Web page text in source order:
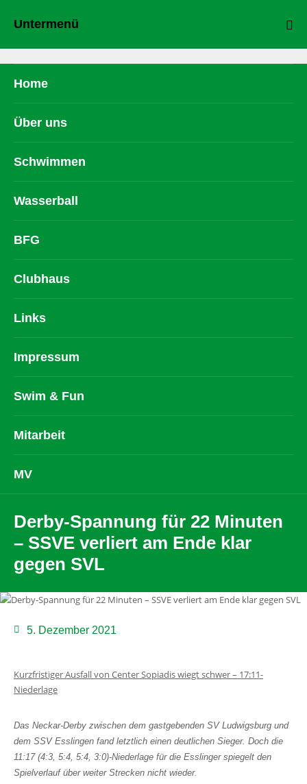
Untermenü
Home
Über uns
Schwimmen
Wasserball
BFG
Clubhaus
Links
Impressum
Swim & Fun
Mitarbeit
MV
Derby-Spannung für 22 Minuten
– SSVE verliert am Ende klar
gegen SVL
5. Dezember 2021
Kurzfristiger Ausfall von Center Sopiadis wiegt schwer – 17:11-
Niederlage
Das Neckar-Derby zwischen dem gastgebenden SV Ludwigsburg und
dem SSV Esslingen fand letztlich einen deutlichen Sieger. Doch die
11:17 (4:3, 5:4, 5:4, 3:0)-Niederlage für die Esslinger spiegelt den
Spielverlauf über weiter Strecken nicht wieder.